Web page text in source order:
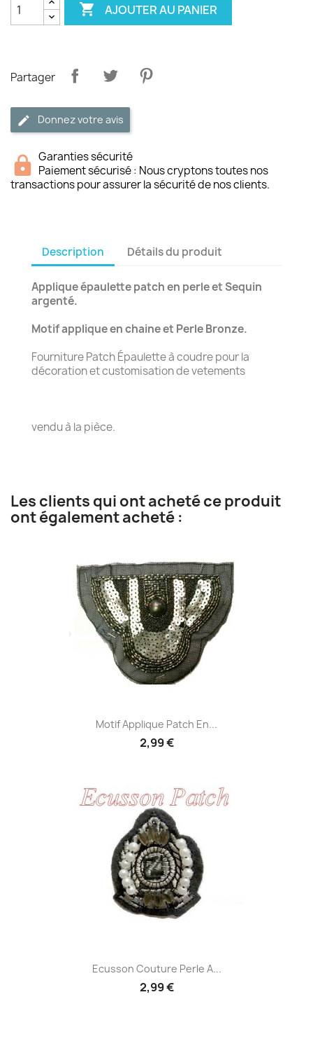
 AJOUTER AU PANIER
Partager
Donnez votre avis
Garanties sécurité
Paiement sécurisé : Nous cryptons toutes nos
transactions pour assurer la sécurité de nos clients.
Description Détails du produit
Applique épaulette patch en perle et Sequin
argenté.
Motif applique en chaine et Perle Bronze.
Fourniture Patch Épaulette à coudre pour la
décoration et customisation de vetements
vendu à la pièce.
Les clients qui ont acheté ce produit
ont également acheté :
Motif Applique Patch En...
2,99 €
Ecusson Couture Perle A...
2,99 €